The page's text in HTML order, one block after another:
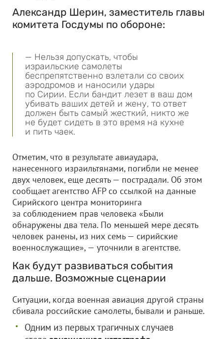
Александр Шерин, заместитель главы
комитета Госдумы по обороне:
— Нельзя допускать, чтобы
израильские самолеты
беспрепятственно взлетали со своих
аэродромов и наносили удары
по Сирии. Если бандит лезет в ваш дом
убивать ваших детей и жену, то ответ
должен быть самый жесткий, никто же
не будет сидеть в это время на кухне
и пить чаек.
Отметим, что в результате авиаудара,
нанесенного израильтянами, погибли не менее
двух человек, еще десять — пострадали. Об этом
сообщает агентство AFP со ссылкой на данные
Сирийского центра мониторинга
за соблюдением прав человека «Были
обнаружены два тела. По меньшей мере десять
человек ранены, из них семь — сирийские
военнослужащие», — уточнили в агентстве.
Как будут развиваться события
дальше. Возможные сценарии
Ситуации, когда военная авиация другой страны
сбивала российские самолеты, бывали и раньше.
Одним из первых трагичных случаев